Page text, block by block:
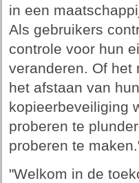
in een
Als gebruikers
controle voor hun
veranderen. Of het
het afstaan van
kopieerbeveiliging
proberen te
proberen te
"Welkom in de